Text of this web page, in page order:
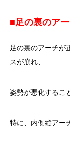
■足の裏のア
足の裏のアーチが
スが崩れ、
姿勢が悪化するこ
特に、内側縦アー